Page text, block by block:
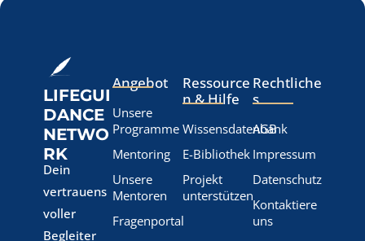
LIFEGUI
DANCE
NETWO
RK
Dein
vertrauens
voller
Begleiter
Angebot
Unsere
Programme
Mentoring
Unsere
Mentoren
Fragenportal
Ressource
n & Hilfe
Wissensdatenbank
E-Bibliothek
Projekt
unterstützen
Rechtliche
s
AGB
Impressum
Datenschutz
Kontaktiere
uns